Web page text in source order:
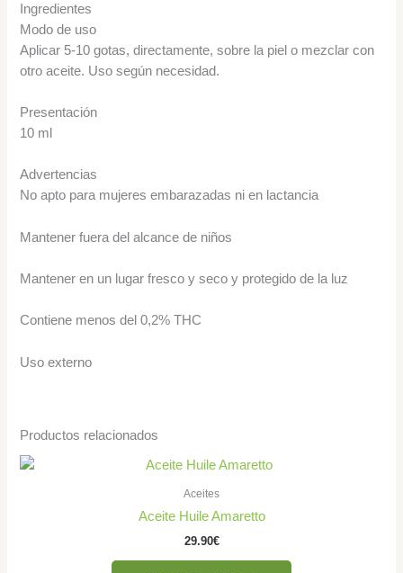
Ingredientes
Modo de uso
Aplicar 5-10 gotas, directamente, sobre la piel o mezclar con
otro aceite. Uso según necesidad.
Presentación
10 ml
Advertencias
No apto para mujeres embarazadas ni en lactancia
Mantener fuera del alcance de niños
Mantener en un lugar fresco y seco y protegido de la luz
Contiene menos del 0,2% THC
Uso externo
Productos relacionados
Aceites
Aceite Huile Amaretto
29.90€